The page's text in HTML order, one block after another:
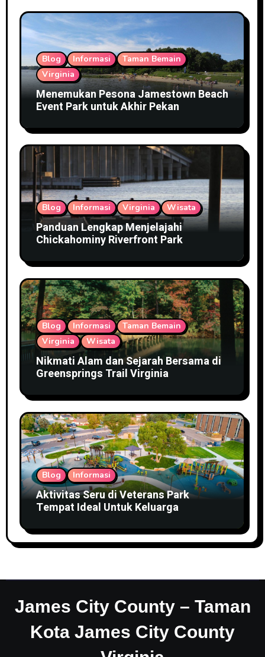
Blog Informasi
Taman Bemain
Virginia
Menemukan Pesona Jamestown Beach
Event Park untuk Akhir Pekan
Blog Informasi Virginia Wisata
Panduan Lengkap Menjelajahi
Chickahominy Riverfront Park
Blog Informasi
Taman Bemain
Virginia
Wisata
Nikmati Alam dan Sejarah Bersama di
Greensprings Trail Virginia
Blog Informasi
Aktivitas Seru di Veterans Park
Tempat Ideal Untuk Keluarga
James City County – Taman
Kota James City County